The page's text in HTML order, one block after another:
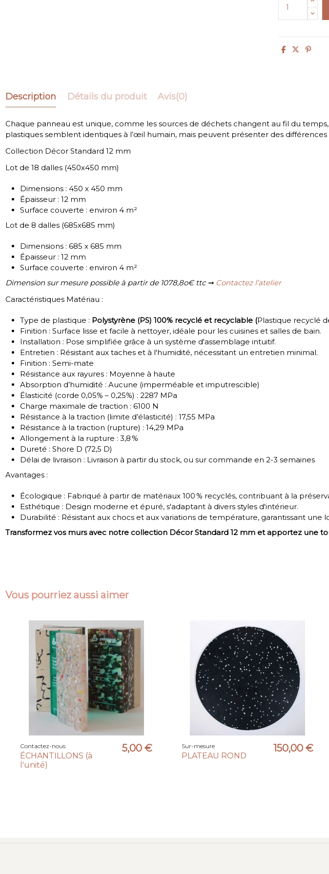
Description Détails du produit Avis(0)
Chaque panneau est unique, comme les sources de déchets changent au fil du
plastiques semblent identiques à l’œil humain, mais peuvent présenter des
Collection Décor Standard 12 mm
Lot de 18 dalles (450x450 mm)
Dimensions : 450 x 450 mm
Épaisseur : 12 mm
Surface couverte : environ 4 m²
Lot de 8 dalles (685x685 mm)
Dimensions : 685 x 685 mm
Épaisseur : 12 mm
Surface couverte : environ 4 m²
Dimension sur mesure possible à partir de 1078,8o€ ttc ➞ Contactez l’atelier
Caractéristiques Matériau :
Type de plastique : Polystyrène (PS) 100% recyclé et recyclable (Plastique recyclé
Finition : Surface lisse et facile à nettoyer, idéale pour les cuisines et salles de bain.
Installation : Pose simplifiée grâce à un système d'assemblage intuitif.
Entretien : Résistant aux taches et à l'humidité, nécessitant un entretien minimal.
Finition : Semi-mate
Résistance aux rayures : Moyenne à haute
Absorption d’humidité : Aucune (imperméable et imputrescible)
Élasticité (corde 0,05% – 0,25%) : 2287 MPa
Charge maximale de traction : 6100 N
Résistance à la traction (limite d’élasticité) : 17,55 MPa
Résistance à la traction (rupture) : 14,29 MPa
Allongement à la rupture : 3,8 %
Dureté : Shore D (72,5 D)
Délai de livraison : Livraison à partir du stock, ou sur commande en 2-3 semaines
Avantages :
Écologique : Fabriqué à partir de matériaux 100 % recyclés, contribuant à la
Esthétique : Design moderne et épuré, s'adaptant à divers styles d'intérieur.
Durabilité : Résistant aux chocs et aux variations de température, garantissant une
Transformez vos murs avec notre collection Décor Standard 12 mm et apportez une
Vous pourriez aussi aimer
Contactez-nous
ÉCHANTILLONS (à
l'unité)
5,00 € Sur-mesure
PLATEAU ROND
150,00 €